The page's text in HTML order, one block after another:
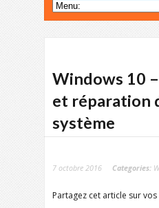
Windows 10
et réparation
système
7 octobre 2016 Categories:
Partagez cet article sur